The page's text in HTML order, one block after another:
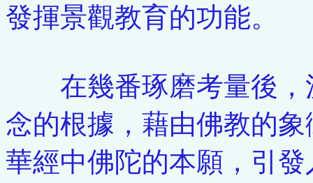
發揮景觀教育的功能。
在幾番琢磨考量後，
念的根據，藉由佛教的
華經中佛陀的本願，引